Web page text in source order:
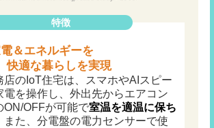
特徴
＆エネルギーを
快適な暮らしを実現
店のIoT住宅は、スマホやAIスピー
電を操作し、外出先からエアコン
ON/OFFが可能で室温を適温に保ち
また、分電盤の電力センサーで使